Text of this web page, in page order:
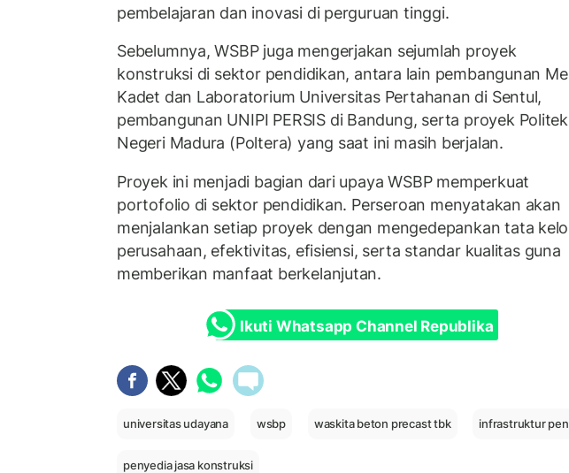
pembelajaran dan inovasi di perguruan tinggi.
Sebelumnya, WSBP juga mengerjakan sejumlah proyek
konstruksi di sektor pendidikan, antara lain pembangunan
Kadet dan Laboratorium Universitas Pertahanan di Sentul,
pembangunan UNIPI PERSIS di Bandung, serta proyek
Negeri Madura (Poltera) yang saat ini masih berjalan.
Proyek ini menjadi bagian dari upaya WSBP memperkuat
portofolio di sektor pendidikan. Perseroan menyatakan akan
menjalankan setiap proyek dengan mengedepankan tata
perusahaan, efektivitas, efisiensi, serta standar kualitas guna
memberikan manfaat berkelanjutan.
Ikuti Whatsapp Channel Republika
universitas udayana wsbp waskita beton precast tbk infrastruktur
penyedia jasa konstruksi